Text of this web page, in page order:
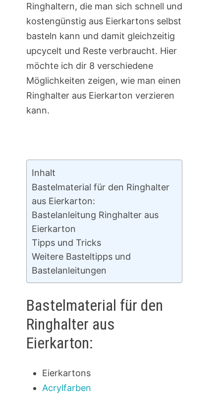
Ringhaltern, die man sich schnell und
kostengünstig aus Eierkartons selbst
basteln kann und damit gleichzeitig
upcycelt und Reste verbraucht. Hier
möchte ich dir 8 verschiedene
Möglichkeiten zeigen, wie man einen
Ringhalter aus Eierkarton verzieren
kann.
Inhalt
Bastelmaterial für den Ringhalter
aus Eierkarton:
Bastelanleitung Ringhalter aus
Eierkarton
Tipps und Tricks
Weitere Basteltipps und
Bastelanleitungen
Bastelmaterial für den
Ringhalter aus
Eierkarton:
Eierkartons
Acrylfarben